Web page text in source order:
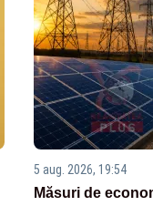
5 aug. 2026, 19:54
Măsuri de